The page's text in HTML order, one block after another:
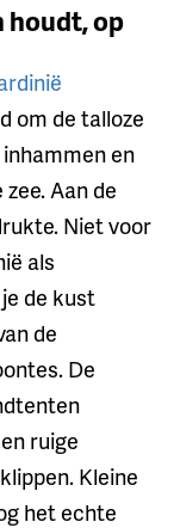
houdt, op
om de talloze
en
Aan de
Niet voor
als
de kust
de
De
ruige
Kleine
het echte